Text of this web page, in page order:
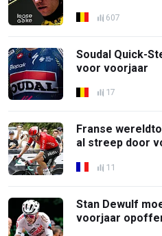
607
Soudal Quick-
voor voorjaar
17
Franse
al streep door
11
Stan Dewulf
voorjaar